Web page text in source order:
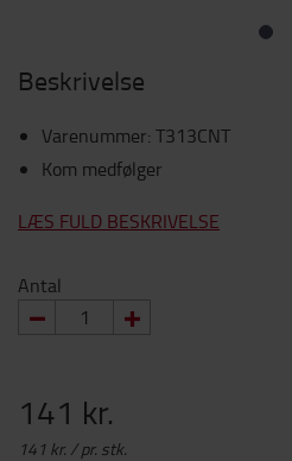
Beskrivelse
Varenummer: T313CNT
Kom medfølger
LÆS FULD BESKRIVELSE
Antal
141 kr.
141 kr. / pr. stk.